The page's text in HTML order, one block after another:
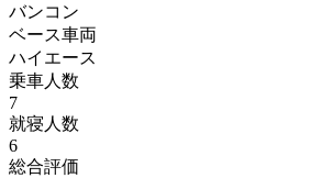
バンコン
ベース車両
ハイエース
乗車人数
7
就寝人数
6
総合評価